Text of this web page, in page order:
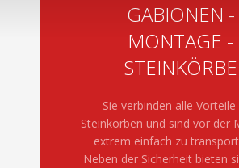
GABIONEN -
MONTAGE -
STEINKÖRBE
Sie verbinden alle Vorteile
Steinkörben und sind vor der
extrem einfach zu
Neben der Sicherheit bieten